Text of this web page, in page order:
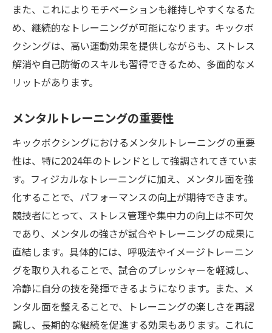
また、これによりモチベーションも維持しやすくなるた
め、継続的なトレーニングが可能になります。キックボ
クシングは、高い運動効果を提供しながらも、ストレス
解消や自己防衛のスキルも習得できるため、多面的なメ
リットがあります。
メンタルトレーニングの重要性
キックボクシングにおけるメンタルトレーニングの重要
性は、特に2024年のトレンドとして強調されてきていま
す。フィジカルなトレーニングに加え、メンタル面を強
化することで、パフォーマンスの向上が期待できます。
競技者にとって、ストレス管理や集中力の向上は不可欠
であり、メンタルの強さが試合やトレーニングの成果に
直結します。具体的には、呼吸法やイメージトレーニン
グを取り入れることで、試合のプレッシャーを軽減し、
冷静に自分の技を発揮できるようになります。また、メ
ンタル面を整えることで、トレーニングの楽しさを再認
識し、長期的な継続を促進する効果もあります。これに